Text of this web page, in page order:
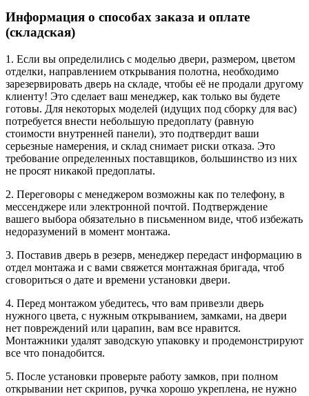
Информация о способах заказа и оплате
(складская)
1. Если вы определились с моделью двери, размером, цветом
отделки, направлением открывания полотна, необходимо
зарезервировать дверь на складе, чтобы её не продали другому
клиенту! Это сделает ваш менеджер, как только вы будете
готовы. Для некоторых моделей (идущих под сборку для вас)
потребуется внести небольшую предоплату (равную
стоимости внутренней панели), это подтвердит ваши
серьезные намерения, и склад снимает риски отказа. Это
требование определенных поставщиков, большинство из них
не просят никакой предоплаты.
2. Переговоры с менеджером возможны как по телефону, в
мессенджере или электронной почтой. Подтверждение
вашего выбора обязательно в письменном виде, чтоб избежать
недоразумений в момент монтажа.
3. Поставив дверь в резерв, менеджер передаст информацию в
отдел монтажа и с вами свяжется монтажная бригада, чтоб
сговориться о дате и времени установки двери.
4. Перед монтажом убедитесь, что вам привезли дверь
нужного цвета, с нужным открыванием, замками, на двери
нет повреждений или царапин, вам все нравится.
Монтажники удалят заводскую упаковку и продемонстрируют
все что понадобится.
5. После установки проверьте работу замков, при полном
открывании нет скрипов, ручка хорошо укреплена, не нужно